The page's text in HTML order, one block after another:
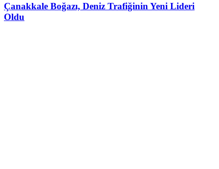
Çanakkale Boğazı, Deniz Trafiğinin Yeni Lideri
Oldu